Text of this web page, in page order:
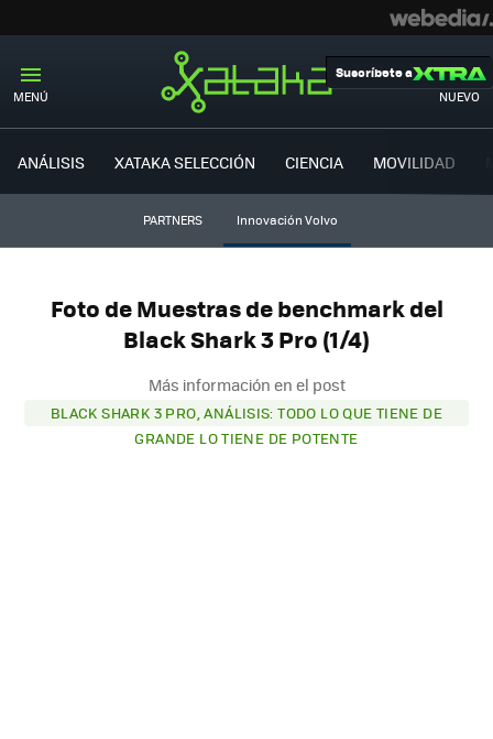
MENÚ NUEVO
Suscríbete a
ANÁLISIS XATAKA SELECCIÓN CIENCIA MOVILIDAD
PARTNERS Innovación Volvo
Foto de Muestras de benchmark del
Black Shark 3 Pro (1/4)
Más información en el post
BLACK SHARK 3 PRO, ANÁLISIS: TODO LO QUE TIENE DE
GRANDE LO TIENE DE POTENTE